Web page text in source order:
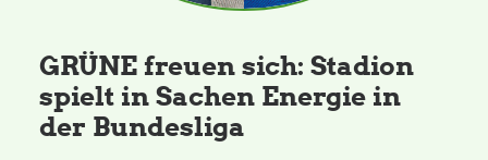
GRÜNE freuen sich: Stadion
spielt in Sachen Energie in
der Bundesliga